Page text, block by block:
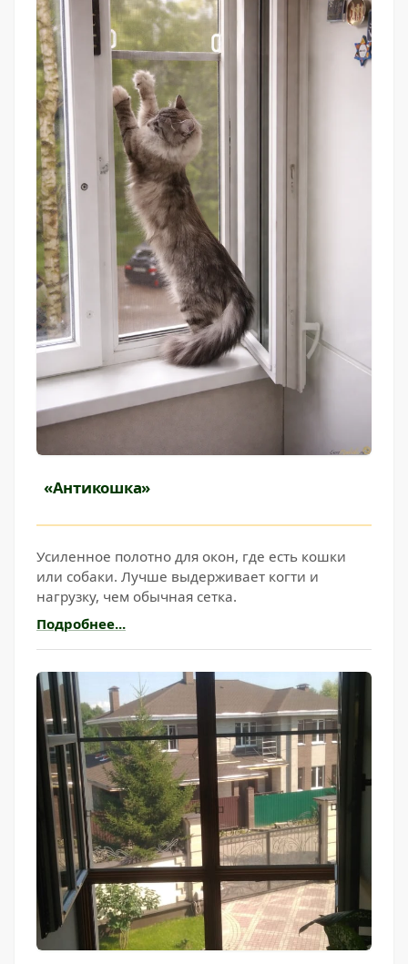
«Антикошка»
Усиленное полотно для окон, где есть кошки
или собаки. Лучше выдерживает когти и
нагрузку, чем обычная сетка.
Подробнее...